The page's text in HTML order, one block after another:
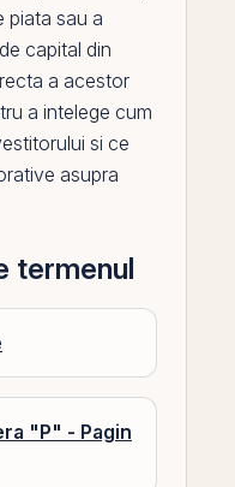
piata sau a
capital din
a acestor
a intelege cum
si ce
asupra
termenul
"P" - Pagin